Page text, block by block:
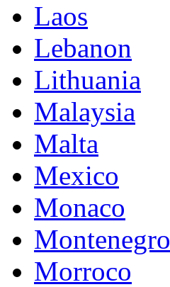
Laos
Lebanon
Lithuania
Malaysia
Malta
Mexico
Monaco
Montenegro
Morroco